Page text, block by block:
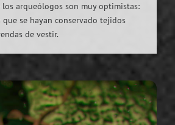
los arqueólogos son muy optimistas:
que se hayan conservado tejidos
de vestir.